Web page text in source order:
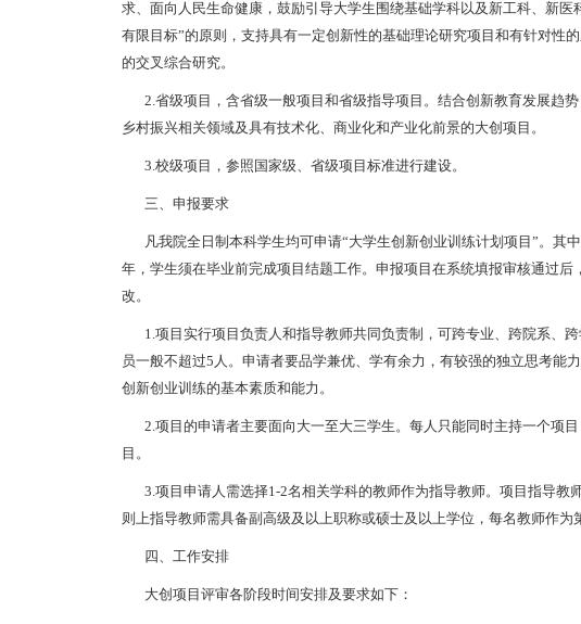
求、面向人民生命健康，鼓励引导大学生围绕基础学科以及新工科、新
有限目标”的原则，支持具有一定创新性的基础理论研究项目和有针对性
的交叉综合研究。
2.省级项目，含省级一般项目和省级指导项目。结合创新教育发展趋势
乡村振兴相关领域及具有技术化、商业化和产业化前景的大创项目。
3.校级项目，参照国家级、省级项目标准进行建设。
三、申报要求
凡我院全日制本科学生均可申请“大学生创新创业训练计划项目”。其
年，学生须在毕业前完成项目结题工作。申报项目在系统填报审核通过
改。
1.项目实行项目负责人和指导教师共同负责制，可跨专业、跨院系、
员一般不超过5人。申请者要品学兼优、学有余力，有较强的独立思考
创新创业训练的基本素质和能力。
2.项目的申请者主要面向大一至大三学生。每人只能同时主持一个项
目。
3.项目申请人需选择1-2名相关学科的教师作为指导教师。项目指导教
则上指导教师需具备副高级及以上职称或硕士及以上学位，每名教师作为
四、工作安排
大创项目评审各阶段时间安排及要求如下：